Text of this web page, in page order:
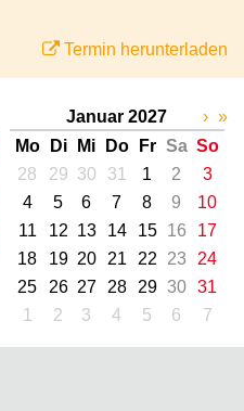
Termin herunterladen
Januar 2027
Mo
Di Mi Do Fr Sa So
28
29 30 31 1 2
3
4
5 6 7 8 9
10
11
12 13 14 15 16
17
18
19 20 21 22 23
24
25
26 27 28 29 30
31
1
2 3 4 5 6 7
› »